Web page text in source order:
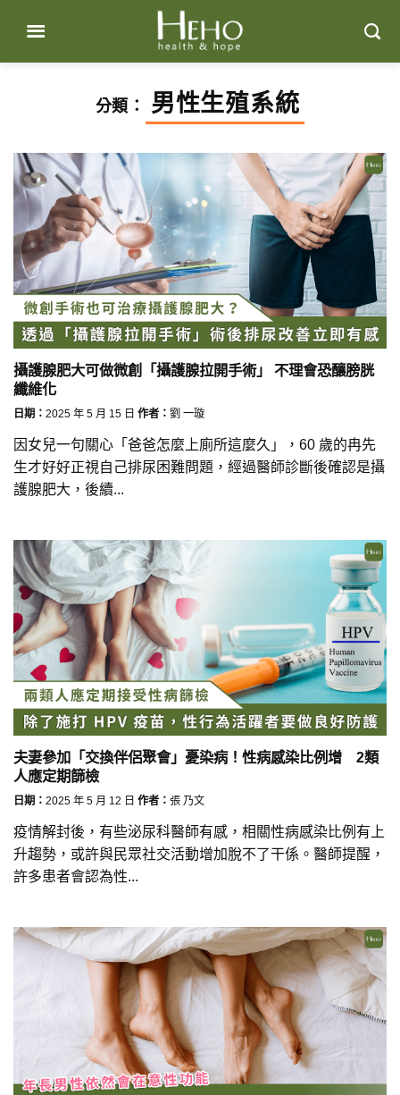
content
分類： 男性生殖系統
攝護腺肥大可做微創「攝護腺拉開手術」 不理會恐釀膀胱
纖維化
日期： 2025 年 5 月 15 日 作者： 劉 一璇
因女兒一句關心「爸爸怎麼上廁所這麼久」，60 歲的冉先
生才好好正視自己排尿困難問題，經過醫師診斷後確認是攝
護腺肥大，後續...
夫妻參加「交換伴侶聚會」憂染病！性病感染比例增 2類
人應定期篩檢
日期： 2025 年 5 月 12 日 作者： 張 乃文
疫情解封後，有些泌尿科醫師有感，相關性病感染比例有上
升趨勢，或許與民眾社交活動增加脫不了干係。醫師提醒，
許多患者會認為性...